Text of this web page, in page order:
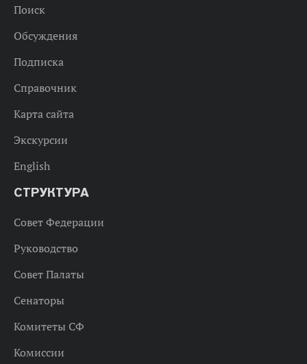
Поиск
Обсуждения
Подписка
Справочник
Карта сайта
Экскурсии
English
СТРУКТУРА
Совет Федерации
Руководство
Совет Палаты
Сенаторы
Комитеты СФ
Комиссии